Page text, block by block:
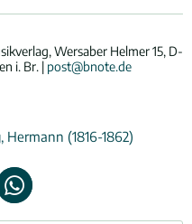
Wersaber Helmer 15, D-
i. Br. | post@bnote.de
(1816-1862)